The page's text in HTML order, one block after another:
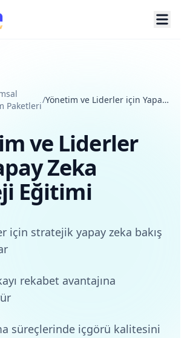
Paketleri
/Yönetim ve Liderler için Yapay
ve Liderler
Zeka
Eğitimi
için stratejik yapay zeka bakış
rekabet avantajına
süreçlerinde içgörü kalitesini